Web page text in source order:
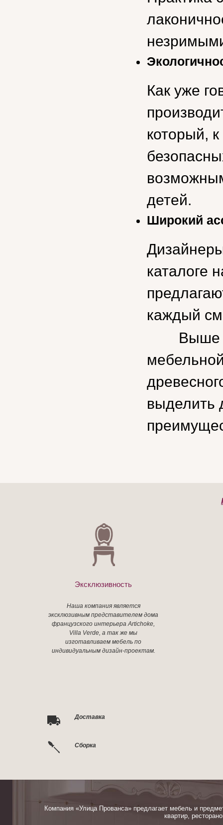
Как уже
который,
детей.
Широкий
каталоге
каждый
Выше мы
выделить
Эксклюзивность
Наша компания является
эксклюзивным представителем дома
французского интерьера Artichoke,
Villa Verde, а так же мы
изготавливаем мебель по
индивидуальным дизайн-проектам.
Доставка
Сборка
Компания «Улица Прованса» предлагает мебель и
квартир,